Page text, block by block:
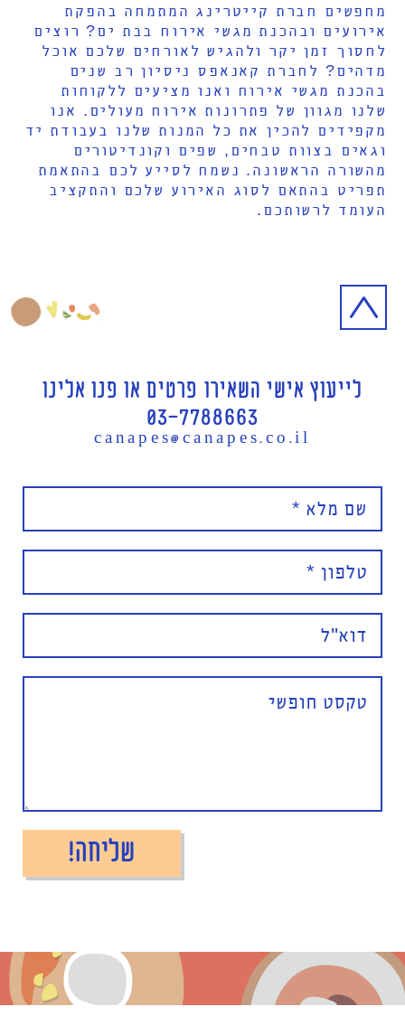
מחפשים חברת קייטרינג המתמחה בהפקת
אירועים ובהכנת מגשי אירוח בבת ים? רוצים
לחסוך זמן יקר ולהגיש לאורחים שלכם אוכל
מדהים? לחברת קאנאפס ניסיון רב שנים
בהכנת מגשי אירוח ואנו מציעים ללקוחות
שלנו מגוון של פתרונות אירוח מעולים. אנו
מקפידים להכין את כל המנות שלנו בעבודת יד
וגאים בצוות טבחים, שפים וקונדיטורים
מהשורה הראשונה. נשמח לסייע לכם בהתאמת
תפריט בהתאם לסוג האירוע שלכם והתקציב
העומד לרשותכם.
לייעוץ אישי השאירו פרטים או פנו אלינו
03-7788663
canapes@canapes.co.il